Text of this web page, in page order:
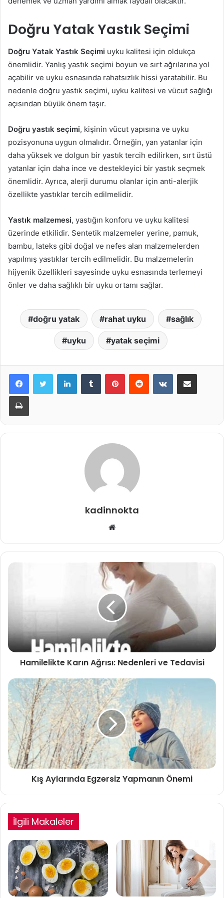
Doğru Yatak Yastık Seçimi
Doğru Yatak Yastık Seçimi uyku kalitesi için oldukça
önemlidir. Yanlış yastık seçimi boyun ve sırt ağrılarına yol
açabilir ve uyku esnasında rahatsızlık hissi yaratabilir. Bu
nedenle doğru yastık seçimi, uyku kalitesi ve vücut sağlığı
açısından büyük önem taşır.
Doğru yastık seçimi, kişinin vücut yapısına ve uyku
pozisyonuna uygun olmalıdır. Örneğin, yan yatanlar için
daha yüksek ve dolgun bir yastık tercih edilirken, sırt üstü
yatanlar için daha ince ve destekleyici bir yastık seçmek
önemlidir. Ayrıca, alerji durumu olanlar için anti-alerjik
özellikte yastıklar tercih edilmelidir.
Yastık malzemesi, yastığın konforu ve uyku kalitesi
üzerinde etkilidir. Sentetik malzemeler yerine, pamuk,
bambu, lateks gibi doğal ve nefes alan malzemelerden
yapılmış yastıklar tercih edilmelidir. Bu malzemelerin
hijyenik özellikleri sayesinde uyku esnasında terlemeyi
önler ve daha sağlıklı bir uyku ortamı sağlar.
doğru yatak rahat uyku sağlık
uyku yatak seçimi
LinkedInTumblr PinterestReddit VKontakteE-Posta ile paylaş
Yazdır
kadinnokta
Web
Hamilelikte Karın Ağrısı: Nedenleri ve Tedavisi
Kış Aylarında Egzersiz Yapmanın Önemi
İlgili Makaleler